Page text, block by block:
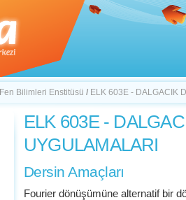
Fen Bilimleri Enstitüsü / ELK 603E - DALGACIK
ELK 603E -
UYGULAMALARI
Dersin Amaçları
Fourier dönüşümüne alternatif bir